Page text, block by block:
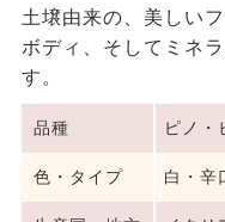
土壌由来の、美しい
ボディ、そしてミネ
す。
品種 ピノ・
色・タイプ 白・辛